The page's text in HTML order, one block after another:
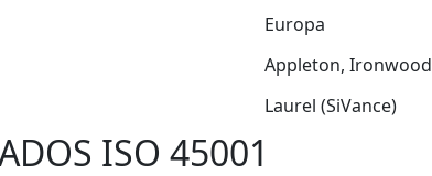
Europa
Appleton, Ironwood
Laurel (SiVance)
ISO 45001